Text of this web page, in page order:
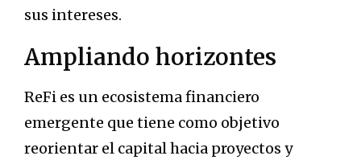
sus intereses.
Ampliando horizontes
ReFi es un ecosistema financiero
emergente que tiene como objetivo
reorientar el capital hacia proyectos y